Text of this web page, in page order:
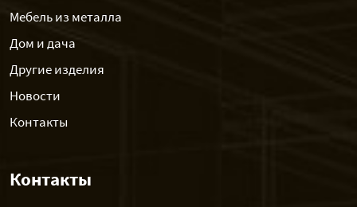
Мебель из металла
Дом и дача
Другие изделия
Новости
Контакты
Контакты